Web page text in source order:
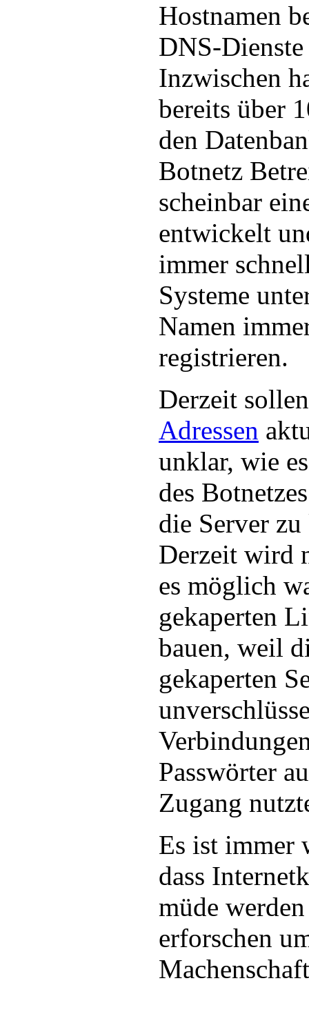
Hostnamen
DNS-
Inzwischen
bereits über
den
Botnetz
scheinbar
entwickelt
immer
Systeme
Namen
registrieren.
Derzeit
Adressen
unklar, wie
des
die Server
Derzeit wird
es möglich
gekaperten
bauen, weil
gekaperten
Passwörter
Zugang
Es ist immer
dass
müde
erforschen